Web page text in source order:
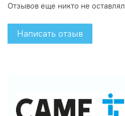
Отзывов еще никто не оставлял
Написать отзыв